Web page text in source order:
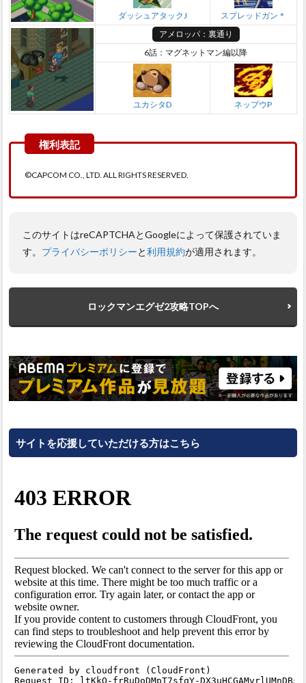
ダッシュアタックJ
スプレッドガン＊
アメロッパ：裏通り
6話：マグネットマン編以降
ユカシタD ネップウP
©CAPCOM CO., LTD. ALL RIGHTS RESERVED.
このサイトはreCAPTCHAとGoogleによって保護されていま
す。 プライバシーポリシーと利用規約が適用されます。
ロックマンエグゼ2攻略TOPへ
サイトを応援していただける方はこちら